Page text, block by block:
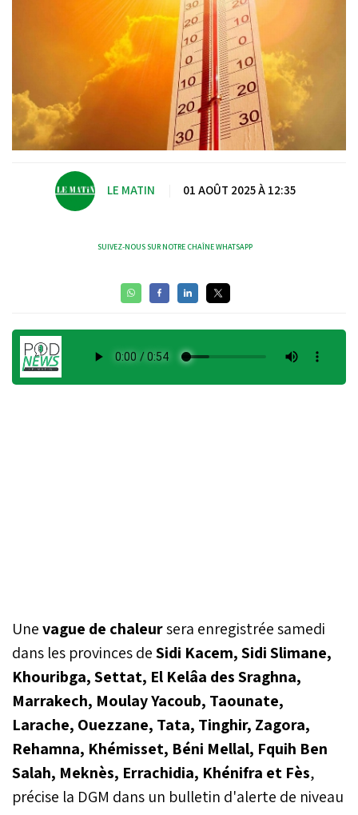
LE MATIN 01 AOÛT 2025 À 12:35
SUIVEZ-NOUS SUR NOTRE CHAÎNE WHATSAPP
Unevague de chaleursera enregistrée samedi
dans les provinces deSidi Kacem, Sidi Slimane,
Khouribga, Settat, El Kelâa des Sraghna,
Marrakech, Moulay Yacoub, Taounate,
Larache, Ouezzane, Tata, Tinghir, Zagora,
Rehamna, Khémisset, Béni Mellal, Fquih Ben
Salah, Meknès, Errachidia, Khénifra et Fès,
précise la DGM dans un bulletin d'alerte de niveau